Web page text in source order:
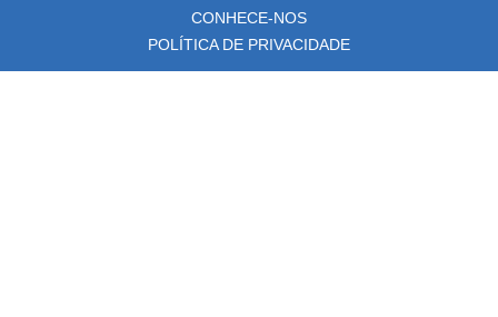
CONHECE-NOS
POLÍTICA DE PRIVACIDADE